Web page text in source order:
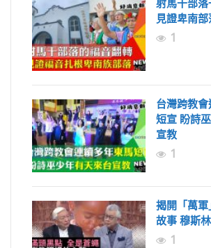
射馬干部
見證卑南
1
台灣跨教
短宣 盼詩
宣教
1
揭開「萬
故事 穆斯
1